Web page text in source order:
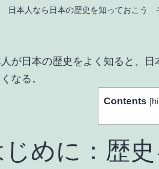
日本人なら日本の歴史を知っておこう
人が日本の歴史をよく知ると、
なる。
Contents [
じめに：歴